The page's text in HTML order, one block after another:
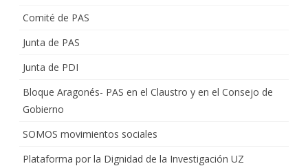
Comité de PAS
Junta de PAS
Junta de PDI
Bloque Aragonés- PAS en el Claustro y en el Consejo de
Gobierno
SOMOS movimientos sociales
Plataforma por la Dignidad de la Investigación UZ